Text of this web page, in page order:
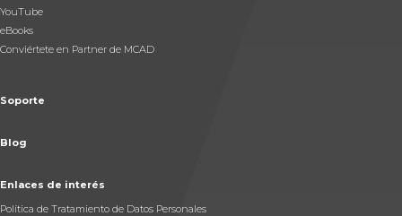
YouTube
eBooks
Conviértete en Partner de MCAD
Soporte
Blog
Enlaces de interés
Política de Tratamiento de Datos Personales